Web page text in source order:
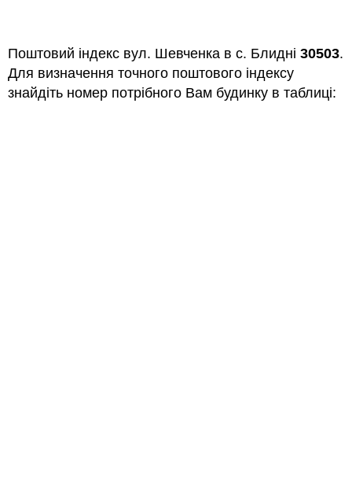
Поштовий індекс вул. Шевченка в с. Блидні 30503.
Для визначення точного поштового індексу
знайдіть номер потрібного Вам будинку в таблиці: